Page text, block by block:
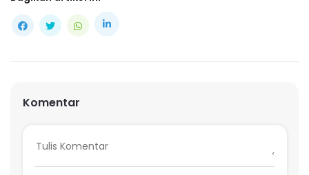
Komentar